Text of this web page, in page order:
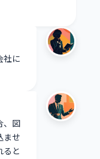
社に
、図
ませ
ると